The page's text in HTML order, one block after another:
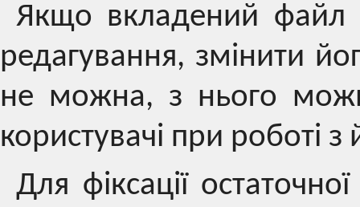
Якщо вкладений файл
редагування, змінити
не можна, з нього
користувачі при роботі
Для фіксації